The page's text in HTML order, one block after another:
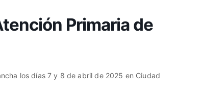
Primaria de
los días 7 y 8 de abril de 2025 en Ciudad